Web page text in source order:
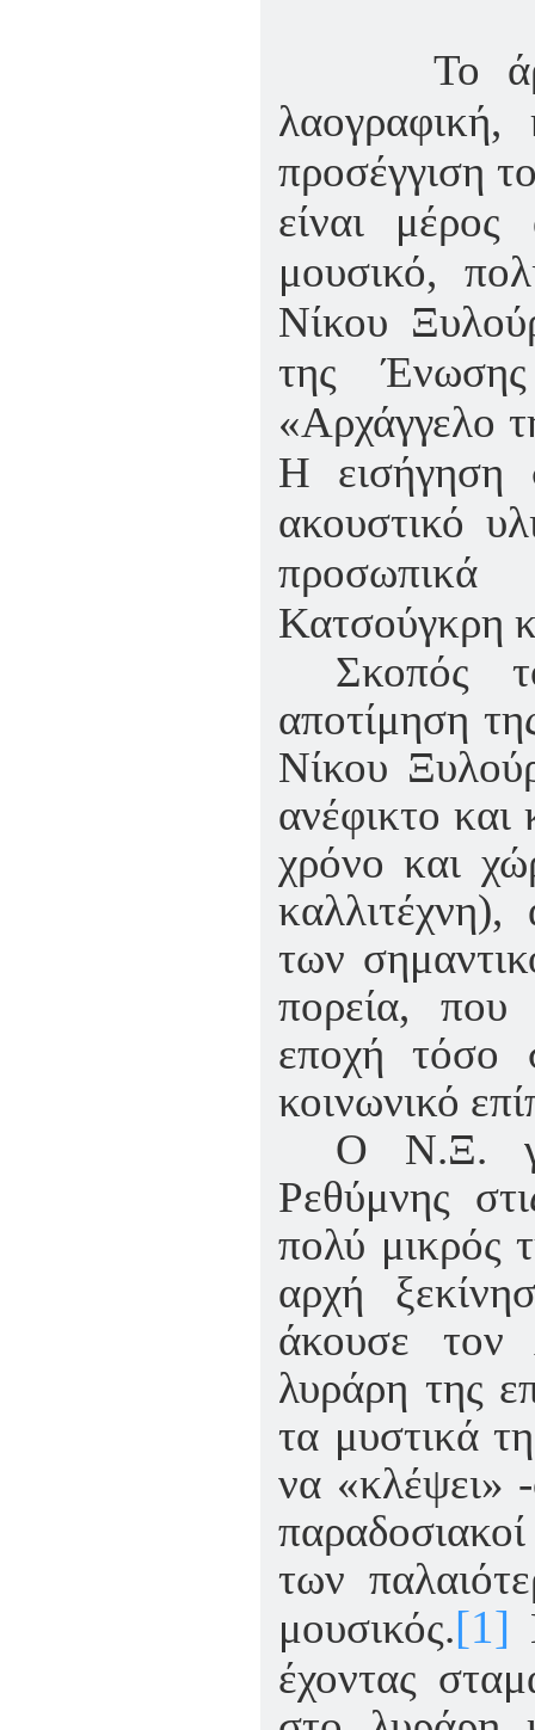
Το
λαογραφική,
προσέγγιση
είναι
μουσικό,
Νίκου
της
«Αρχάγγελο
Η εισήγηση
ακουστικό
Κατσούγκρη
Σκοπός
αποτίμηση
Νίκου
ανέφικτο και
χρόνο και
των
πορεία, που
εποχή τόσο
κοινωνικό
Ο Ν.Ξ.
Ρεθύμνης
πολύ μικρός
αρχή
άκουσε τον
λυράρη της
τα μυστικά
να «κλέψει» -
των
μουσικός.[1]
έχοντας